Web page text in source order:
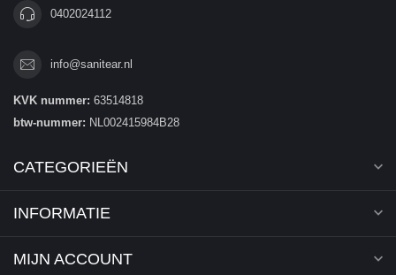
0402024112
info@sanitear.nl
KVK nummer: 63514818
btw-nummer: NL002415984B28
CATEGORIEËN
INFORMATIE
MIJN ACCOUNT